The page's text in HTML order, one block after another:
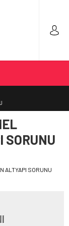
SORUNU
ALTYAPI SORUNU